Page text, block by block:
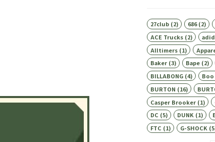
27club(2) 686(2)
ACE Trucks(2)
Alltimers(1)
Baker(3) Bape(2)
BILLABONG(4)
BURTON (16)
Casper Brooker(1)
DC (5) DUNK(1)
FTC (1) G-SHOCK